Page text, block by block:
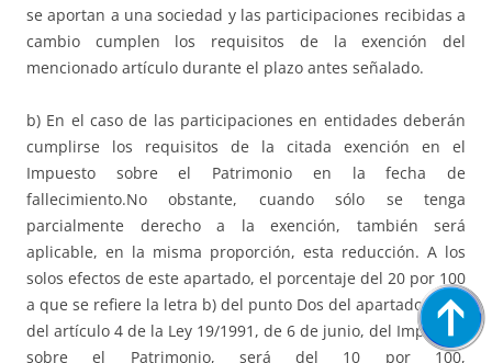
se aportan a una sociedad y las participaciones recibidas a
cambio cumplen los requisitos de la exención del
mencionado artículo durante el plazo antes señalado.
b) En el caso de las participaciones en entidades deberán
cumplirse los requisitos de la citada exención en el
Impuesto sobre el Patrimonio en la fecha de
fallecimiento.No obstante, cuando sólo se tenga
parcialmente derecho a la exención, también será
aplicable, en la misma proporción, esta reducción. A los
solos efectos de este apartado, el porcentaje del 20 por 100
a que se refiere la letra b) del punto Dos del apartado Ocho
del artículo 4 de la Ley 19/1991, de 6 de junio, del Impuesto
sobre el Patrimonio, será del 10 por 100,